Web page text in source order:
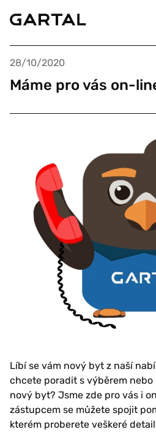
28/10/2020
Máme pro vás on-
Líbí se vám nový byt z naší
chcete poradit s výběrem
nový byt? Jsme zde pro vás i
zástupcem se můžete spojit
kterém proberete veškeré